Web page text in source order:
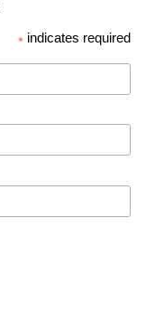
* indicates required